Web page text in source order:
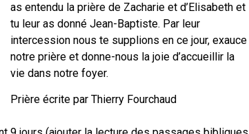
as entendu la prière de Zacharie et d’Elisabeth et
tu leur as donné Jean-Baptiste. Par leur
intercession nous te supplions en ce jour, exauce
notre prière et donne-nous la joie d’accueillir la
vie dans notre foyer.
Prière écrite par Thierry Fourchaud